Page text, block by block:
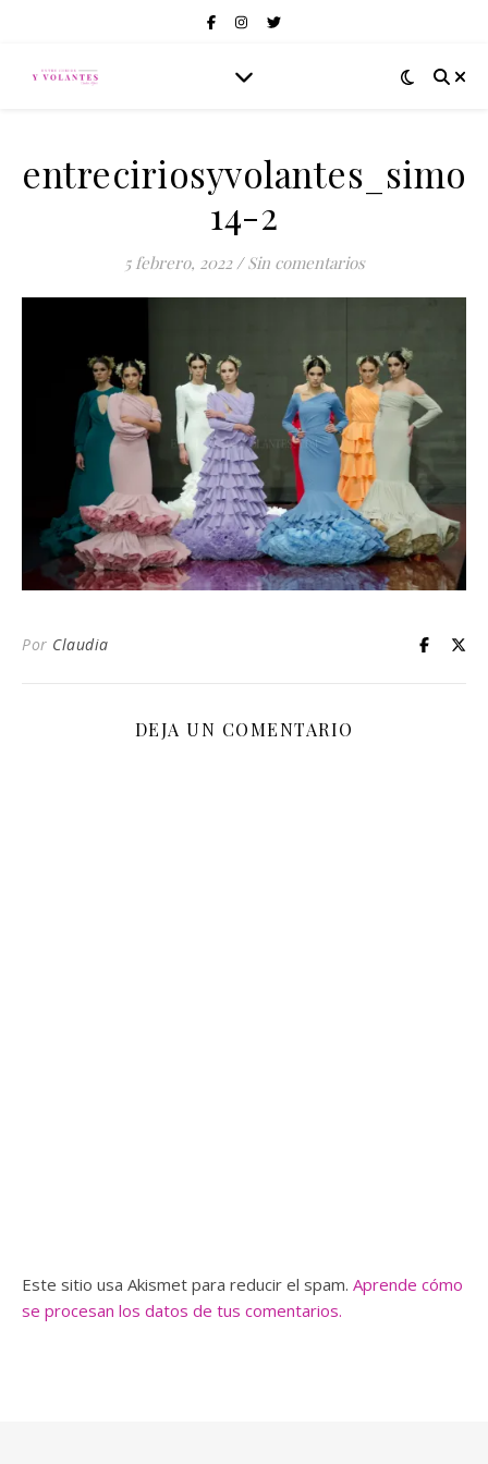
14-2
5 febrero, 2022 / Sin comentarios
Por Claudia
DEJA UN COMENTARIO
Este sitio usa Akismet para reducir el spam. Aprende cómo
se procesan los datos de tus comentarios.